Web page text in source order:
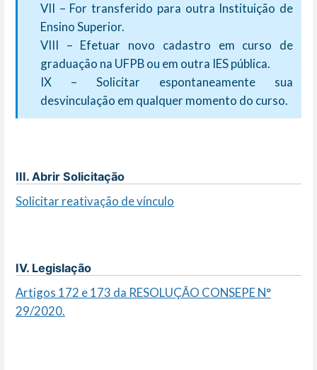
VII – For transferido para outra Instituição de
Ensino Superior.
VIII – Efetuar novo cadastro em curso de
graduação na UFPB ou em outra IES pública.
IX – Solicitar espontaneamente sua
desvinculação em qualquer momento do curso.
III. Abrir Solicitação
Solicitar reativação de vínculo
IV. Legislação
Artigos 172 e 173 da RESOLUÇÃO CONSEPE N°
29/2020.